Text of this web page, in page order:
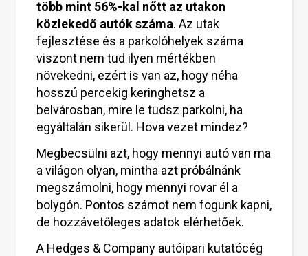
több mint 56%-kal nőtt az utakon
közlekedő autók száma. Az utak
fejlesztése és a parkolóhelyek száma
viszont nem tud ilyen mértékben
növekedni, ezért is van az, hogy néha
hosszú percekig keringhetsz a
belvárosban, mire le tudsz parkolni, ha
egyáltalán sikerül. Hova vezet mindez?
Megbecsülni azt, hogy mennyi autó van ma
a világon olyan, mintha azt próbálnánk
megszámolni, hogy mennyi rovar él a
bolygón. Pontos számot nem fogunk kapni,
de hozzávetőleges adatok elérhetőek.
A Hedges & Company autóipari kutatócég